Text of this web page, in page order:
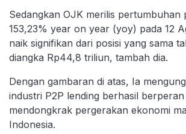
Sedangkan OJK merilis pertumbuhan
153,23% year on year (yoy) pada 12
naik signifikan dari posisi yang sama
diangka Rp44,8 triliun, tambah dia.
Dengan gambaran di atas, Ia
industri P2P lending berhasil berperan
mendongkrak pergerakan ekonomi
Indonesia.